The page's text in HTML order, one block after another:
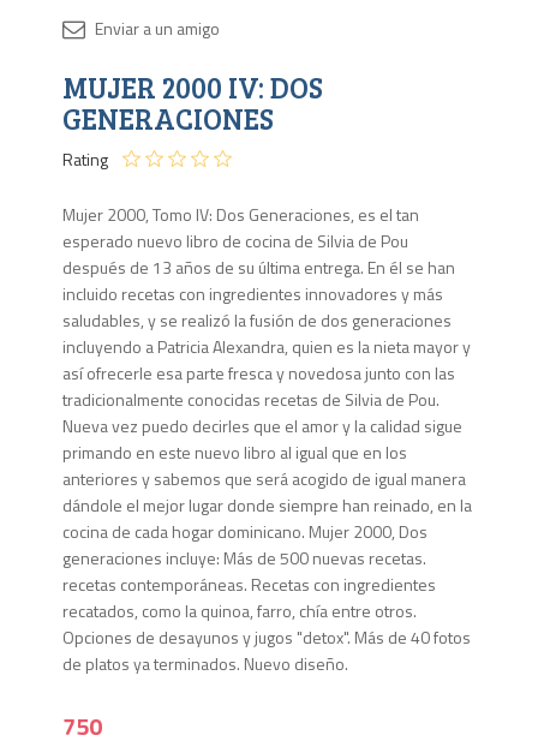
MUJER 2000 IV: DOS
GENERACIONES
Rating
Mujer 2000, Tomo IV: Dos Generaciones, es el tan
esperado nuevo libro de cocina de Silvia de Pou
después de 13 años de su última entrega. En él se han
incluido recetas con ingredientes innovadores y más
saludables, y se realizó la fusión de dos generaciones
incluyendo a Patricia Alexandra, quien es la nieta mayor y
así ofrecerle esa parte fresca y novedosa junto con las
tradicionalmente conocidas recetas de Silvia de Pou.
Nueva vez puedo decirles que el amor y la calidad sigue
primando en este nuevo libro al igual que en los
anteriores y sabemos que será acogido de igual manera
dándole el mejor lugar donde siempre han reinado, en la
cocina de cada hogar dominicano. Mujer 2000, Dos
generaciones incluye: Más de 500 nuevas recetas.
recetas contemporáneas. Recetas con ingredientes
recatados, como la quinoa, farro, chía entre otros.
Opciones de desayunos y jugos "detox". Más de 40 fotos
de platos ya terminados. Nuevo diseño.
750